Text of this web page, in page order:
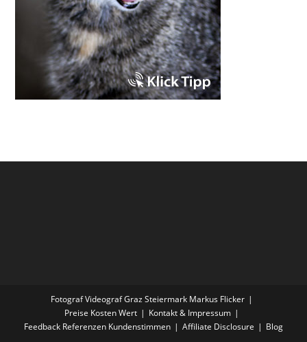
Fotograf Videograf Graz Steiermark Markus Flicker
Preise Kosten Wert
Kontakt & Impressum
Feedback Referenzen Kundenstimmen
Affiliate Disclosure Blog